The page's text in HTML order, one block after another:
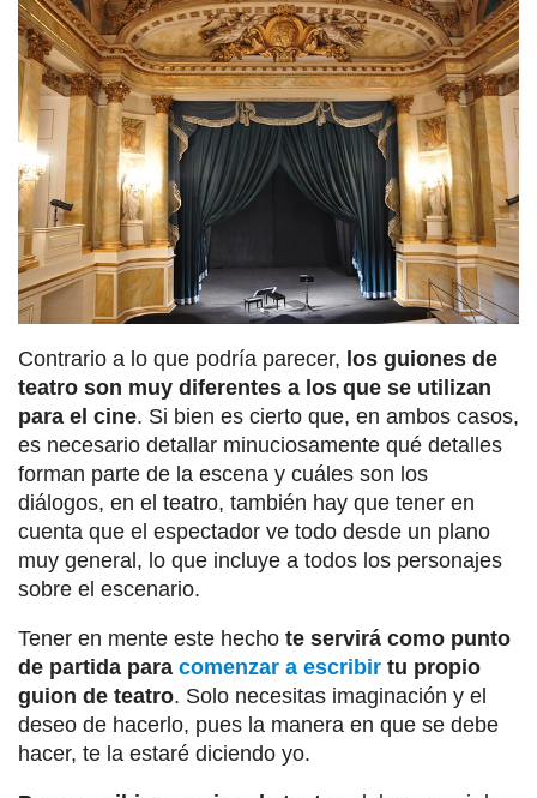
Contrario a lo que podría parecer, los guiones de
teatro son muy diferentes a los que se utilizan
para el cine. Si bien es cierto que, en ambos casos,
es necesario detallar minuciosamente qué detalles
forman parte de la escena y cuáles son los
diálogos, en el teatro, también hay que tener en
cuenta que el espectador ve todo desde un plano
muy general, lo que incluye a todos los personajes
sobre el escenario.
Tener en mente este hecho te servirá como punto
de partida para comenzar a escribir tu propio
guion de teatro. Solo necesitas imaginación y el
deseo de hacerlo, pues la manera en que se debe
hacer, te la estaré diciendo yo.